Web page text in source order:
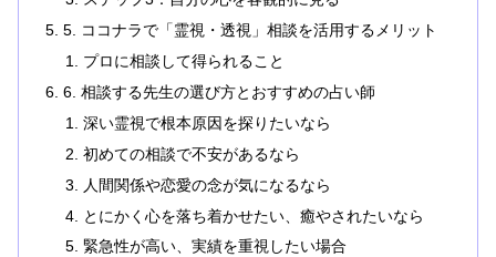
5. ココナラで「霊視・透視」相談を活用するメリット
プロに相談して得られること
6. 相談する先生の選び方とおすすめの占い師
深い霊視で根本原因を探りたいなら
初めての相談で不安があるなら
人間関係や恋愛の念が気になるなら
とにかく心を落ち着かせたい、癒やされたいなら
緊急性が高い、実績を重視したい場合